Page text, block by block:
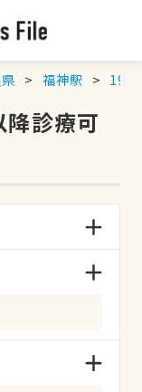
福神駅 19
診療可